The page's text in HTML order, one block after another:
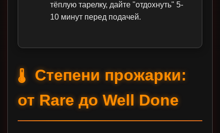
тёплую тарелку, дайте "отдохнуть" 5-
10 минут перед подачей.
🌡️
Степени прожарки:
от Rare до Well Done